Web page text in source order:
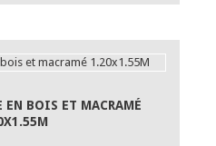
EN BOIS ET MACRAMÉ